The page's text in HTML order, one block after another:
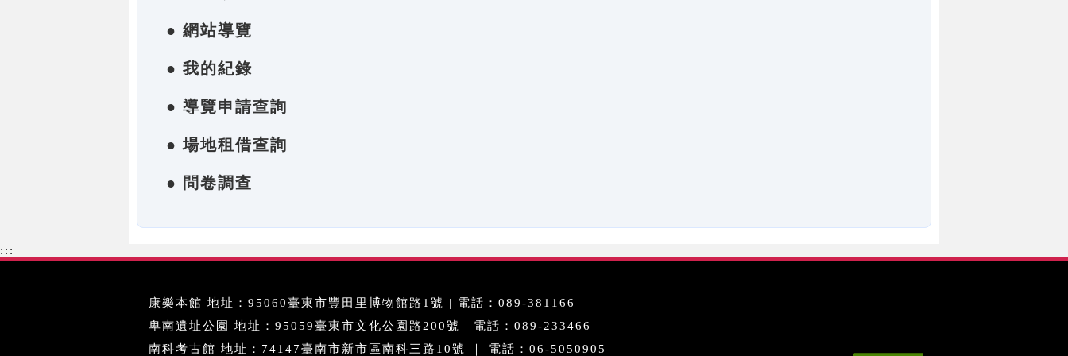
● 網站導覽
● 我的紀錄
● 導覽申請查詢
● 場地租借查詢
● 問卷調查
:::
康樂本館 地址：95060臺東市豐田里博物館路1號 | 電話：089-381166
卑南遺址公園 地址：95059臺東市文化公園路200號 | 電話：089-233466
南科考古館 地址：74147臺南市新市區南科三路10號 ｜ 電話：06-5050905